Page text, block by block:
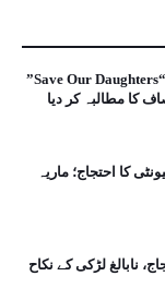
اقوام متحدہ ہیڈکوارٹر کے سامنے “Save Our Daughters”
کا مطالبہ کر دیا
کا احتجاج؛ ماریہ
نابالغ لڑکی کے نکاح